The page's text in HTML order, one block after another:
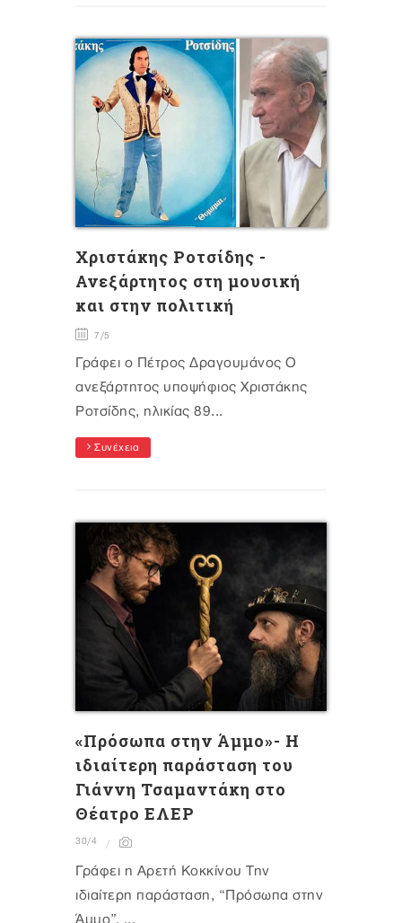
Χριστάκης Ροτσίδης -
Ανεξάρτητος στη μουσική
και στην πολιτική
7/5
Γράφει ο Πέτρος Δραγουμάνος Ο
ανεξάρτητος υποψήφιος Χριστάκης
Ροτσίδης, ηλικίας 89...
Συνέχεια
«Πρόσωπα στην Άμμο»- Η
ιδιαίτερη παράσταση του
Γιάννη Τσαμαντάκη στο
Θέατρο ΕΛΕΡ
30/4
Γράφει η Αρετή Κοκκίνου Την
ιδιαίτερη παράσταση, “Πρόσωπα στην
Άμμο”, ...